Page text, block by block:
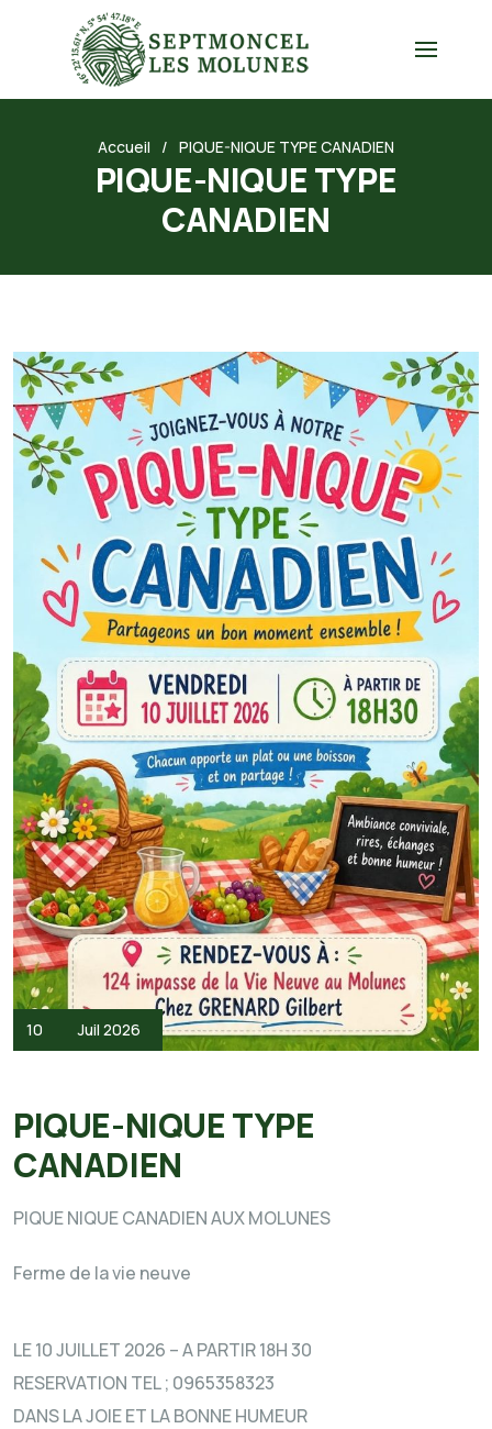
Accueil PIQUE-NIQUE TYPE CANADIEN
PIQUE-NIQUE TYPE
CANADIEN
10 Juil 2026
PIQUE-NIQUE TYPE
CANADIEN
PIQUE NIQUE CANADIEN AUX MOLUNES
Ferme de la vie neuve
LE 10 JUILLET 2026 – A PARTIR 18H 30
RESERVATION TEL ; 0965358323
DANS LA JOIE ET LA BONNE HUMEUR